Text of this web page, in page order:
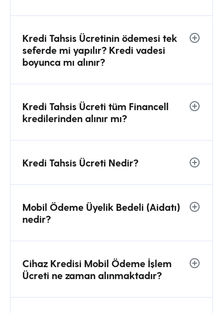
Kredi Tahsis Ücretinin ödemesi tek
seferde mi yapılır? Kredi vadesi
boyunca mı alınır?
Kredi Tahsis Ücreti tüm Financell
kredilerinden alınır mı?
Kredi Tahsis Ücreti Nedir?
Mobil Ödeme Üyelik Bedeli (Aidatı)
nedir?
Cihaz Kredisi Mobil Ödeme İşlem
Ücreti ne zaman alınmaktadır?